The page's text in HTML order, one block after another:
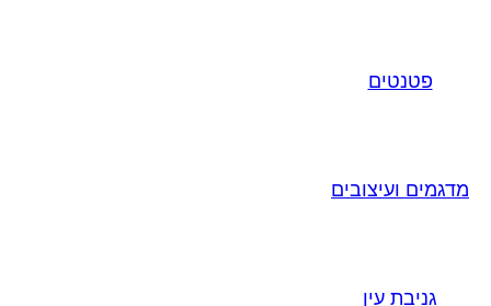
פטנטים
מדגמים ועיצובים
גניבת עין